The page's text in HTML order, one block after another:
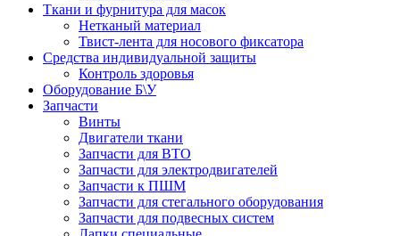
Ткани и фурнитура для масок
Нетканый материал
Твист-лента для носового фиксатора
Средства индивидуальной защиты
Контроль здоровья
Оборудование Б\У
Запчасти
Винты
Двигатели ткани
Запчасти для ВТО
Запчасти для электродвигателей
Запчасти к ПШМ
Запчасти для стегального оборудования
Запчасти для подвесных систем